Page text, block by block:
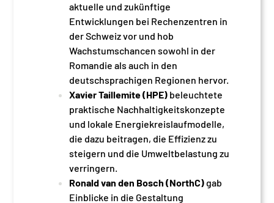
aktuelle und zukünftige
Entwicklungen bei Rechenzentren in
der Schweiz vor und hob
Wachstumschancen sowohl in der
Romandie als auch in den
deutschsprachigen Regionen hervor.
Xavier Taillemite (HPE)beleuchtete
praktische Nachhaltigkeitskonzepte
und lokale Energiekreislaufmodelle,
die dazu beitragen, die Effizienz zu
steigern und die Umweltbelastung zu
verringern.
Ronald van den Bosch (NorthC)gab
Einblicke in die Gestaltung